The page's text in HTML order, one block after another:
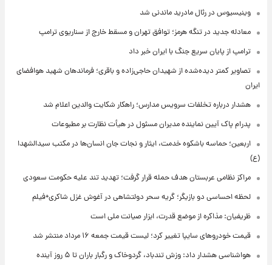
وینیسیوس در رئال مادرید ماندنی شد
معادله جدید در تنگه هرمز؛ توافق تهران و مسقط خارج از سناریوی ترامپ
ترامپ از پایان سریع جنگ با ایران خبر داد
تصاویر کمتر دیده‌شده از شهیدان حاجی‌زاده و باقری؛ فرماندهان شهید هوافضای
ایران
هشدار درباره تخلفات سرویس مدارس؛ راهکار شکایت والدین اعلام شد
پدرام پاک آیین نماینده مدیران مسئول در هیأت نظارت بر مطبوعات
اربعین؛ حماسه باشکوه خدمت، ایثار و نجات جان انسان‌ها در مکتب سیدالشهدا
(ع)
مراکز نظامی عربستان هدف حمله قرار گرفت؛ تهدید تند علیه حکومت سعودی
لحظه احساسی دو بازیگر؛ گریه سحر دولتشاهی در آغوش غزل شاکری+فیلم
ظریفیان: مذاکره از موضع قدرت، ابزار صیانت ملی است
قیمت خودروهای سایپا تغییر کرد؛ لیست قیمت جمعه ۱۶ مرداد منتشر شد
هواشناسی هشدار داد: وزش تندباد، گردوخاک و رگبار باران تا ۵ روز آینده